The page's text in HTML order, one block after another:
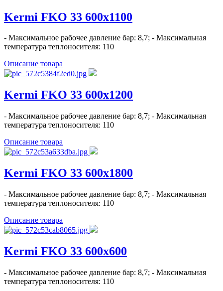
Kermi FKO 33 600x1100
- Максимальное рабочее давление бар: 8,7; - Максимальная
температура теплоносителя: 110
Описание товара
Kermi FKO 33 600x1200
- Максимальное рабочее давление бар: 8,7; - Максимальная
температура теплоносителя: 110
Описание товара
Kermi FKO 33 600x1800
- Максимальное рабочее давление бар: 8,7; - Максимальная
температура теплоносителя: 110
Описание товара
Kermi FKO 33 600x600
- Максимальное рабочее давление бар: 8,7; - Максимальная
температура теплоносителя: 110